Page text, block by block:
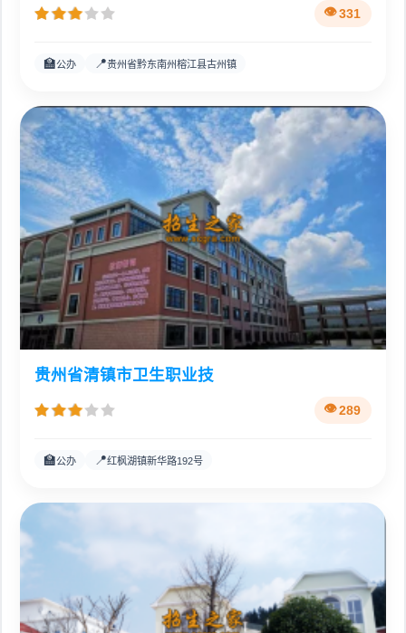
331
🏫公办 📍贵州省黔东南州榕江县古州镇
贵州省清镇市卫生职业技
289
🏫公办 📍红枫湖镇新华路192号